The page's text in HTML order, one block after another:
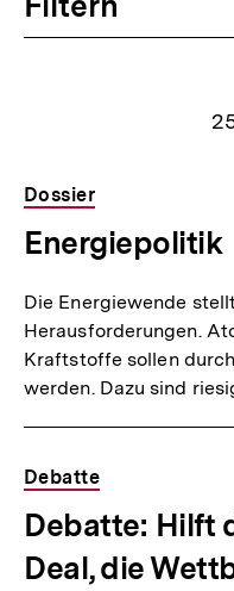
Dossier
Energiepolitik
Die Energiewende
Herausforderungen.
Kraftstoffe sollen
werden. Dazu sind
Debatte
Debatte: Hilft
Deal, die